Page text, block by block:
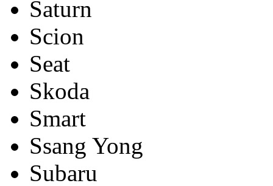
Saturn
Scion
Seat
Skoda
Smart
Ssang Yong
Subaru